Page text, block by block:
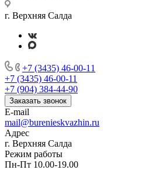
г. Верхняя Салда
+7 (3435) 46-00-11
+7 (3435) 46-00-11
+7 (904) 384-44-90
Заказать звонок
E-mail
mail@burenieskvazhin.ru
Адрес
г. Верхняя Салда
Режим работы
Пн-Пт 10.00-19.00